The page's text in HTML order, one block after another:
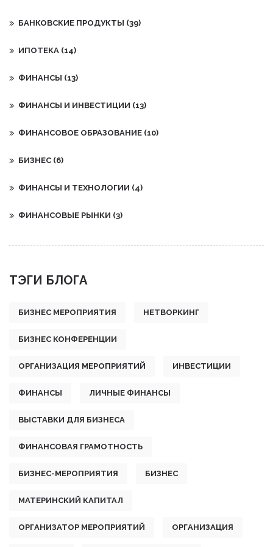
БАНКОВСКИЕ ПРОДУКТЫ (39)
ИПОТЕКА (14)
ФИНАНСЫ (13)
ФИНАНСЫ И ИНВЕСТИЦИИ (13)
ФИНАНСОВОЕ ОБРАЗОВАНИЕ (10)
БИЗНЕС (6)
ФИНАНСЫ И ТЕХНОЛОГИИ (4)
ФИНАНСОВЫЕ РЫНКИ (3)
ТЭГИ БЛОГА
БИЗНЕС МЕРОПРИЯТИЯ НЕТВОРКИНГ
БИЗНЕС КОНФЕРЕНЦИИ
ОРГАНИЗАЦИЯ МЕРОПРИЯТИЙ ИНВЕСТИЦИИ
ФИНАНСЫ ЛИЧНЫЕ ФИНАНСЫ
ВЫСТАВКИ ДЛЯ БИЗНЕСА
ФИНАНСОВАЯ ГРАМОТНОСТЬ
БИЗНЕС-МЕРОПРИЯТИЯ БИЗНЕС
МАТЕРИНСКИЙ КАПИТАЛ
ОРГАНИЗАТОР МЕРОПРИЯТИЙ ОРГАНИЗАЦИЯ